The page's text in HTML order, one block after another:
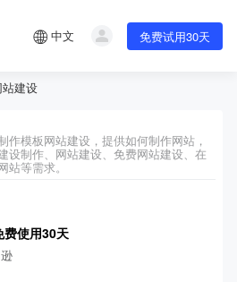
中文 免费试用30天
建设
作模板网站建设，提供如何制作网站，
设制作、网站建设、免费网站建设、在
等需求。
费使用30天